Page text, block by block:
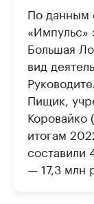
По
«Импульс»
Большая
вид
Пищик,
Коровайко
итогам
составили
— 17,3 млн